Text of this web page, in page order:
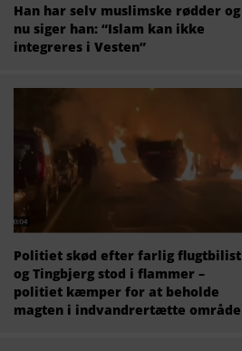
Han har selv muslimske rødder og
nu siger han: “Islam kan ikke
integreres i Vesten”
Politiet skød efter farlig flugtbilist
og Tingbjerg stod i flammer –
politiet kæmper for at beholde
magten i indvandrertætte område